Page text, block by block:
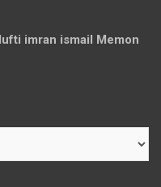
imran ismail Memon